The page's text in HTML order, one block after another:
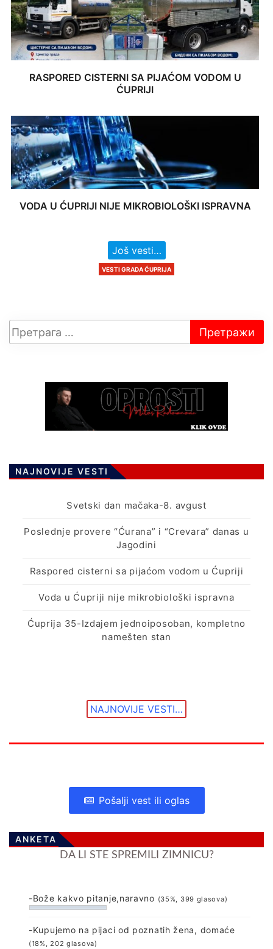
RASPORED CISTERNI SA PIJAĆOM VODOM U
ĆUPRIJI
VODA U ĆUPRIJI NIJE MIKROBIOLOŠKI ISPRAVNA
Još vesti…
VESTI GRADA ĆUPRIJA
NAJNOVIJE VESTI
Svetski dan mačaka-8. avgust
Poslednje provere “Ćurana” i “Crevara” danas u
Jagodini
Raspored cisterni sa pijaćom vodom u Ćupriji
Voda u Ćupriji nije mikrobiološki ispravna
Ćuprija 35-Izdajem jednoiposoban, kompletno
namešten stan
NAJNOVIJE VESTI…
Pošalji vest ili oglas
ANKETA
DA LI STE SPREMILI ZIMNICU?
-Bože kakvo pitanje,naravno (35%, 399 glasova)
-Kupujemo na pijaci od poznatih žena, domaće
(18%, 202 glasova)